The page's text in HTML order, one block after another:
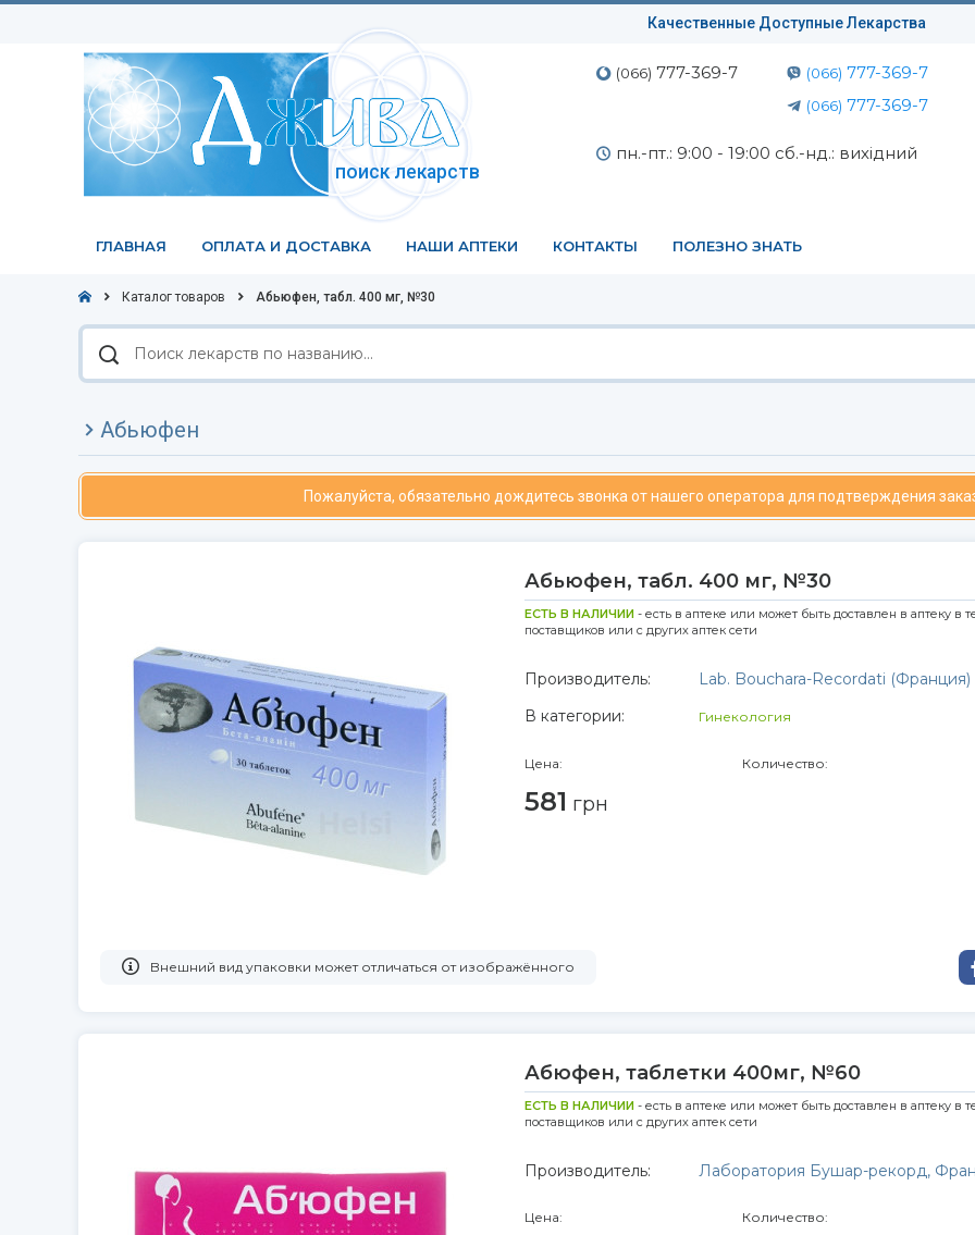
Качественные Доступные Лекарства
поиск лекарств
(066) 777-369-7 (066) 777-369-7
(066) 777-369-7
пн.-пт.: 9:00 - 19:00 сб.-нд.: вихідний
ГЛАВНАЯ ОПЛАТА И ДОСТАВКА НАШИ АПТЕКИ КОНТАКТЫ ПОЛЕЗНО ЗНАТЬ
Каталог товаров Абьюфен, табл. 400 мг, №30
Поиск
лекарств
по
Абьюфен
Пожалуйста, обязательно дождитесь звонка от нашего оператора для подтверждения
Абьюфен, табл. 400 мг, №30
ЕСТЬ В НАЛИЧИИ - есть в аптеке или может быть доставлен в аптеку в
поставщиков или с других аптек сети
Производитель:
Lab. Bouchara-Recordati (Франция)
В категории:
Гинекология
Цена:
581 грн
Количество:
Bнешний вид упаковки может отличаться от изображённого
Абюфен, таблетки 400мг, №60
ЕСТЬ В НАЛИЧИИ - есть в аптеке или может быть доставлен в аптеку в
поставщиков или с других аптек сети
Производитель: Лаборатория Бушар-рекорд,
Цена: Количество: